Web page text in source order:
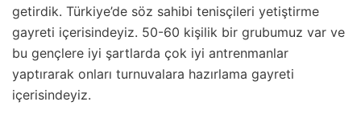
getirdik. Türkiye’de söz sahibi tenisçileri yetiştirme
gayreti içerisindeyiz. 50-60 kişilik bir grubumuz var ve
bu gençlere iyi şartlarda çok iyi antrenmanlar
yaptırarak onları turnuvalara hazırlama gayreti
içerisindeyiz.